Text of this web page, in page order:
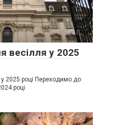
0
весілля у 2025
2025 році Переходимо до
році